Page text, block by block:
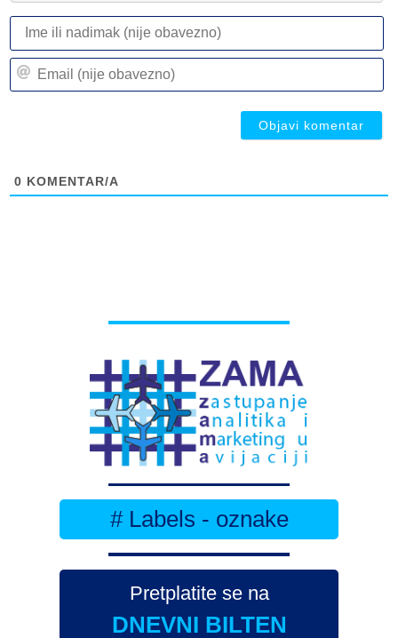
0 KOMENTAR/A
# Labels - oznake
Pretplatite se na
DNEVNI BILTEN